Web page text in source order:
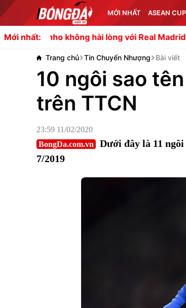
MỚI NHẤT ASEAN
Mới nhất:hài lòng với Real Madrid Tifo và nghệ
Trang chủ Tin Chuyển Nhượng Bài viết
10 ngôi sao
trên TTCN
23:59 11/02/2020
BongDa.com.vn
Dưới đây là 11
7/2019